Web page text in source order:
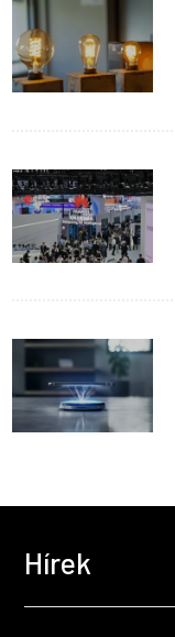
Hírek